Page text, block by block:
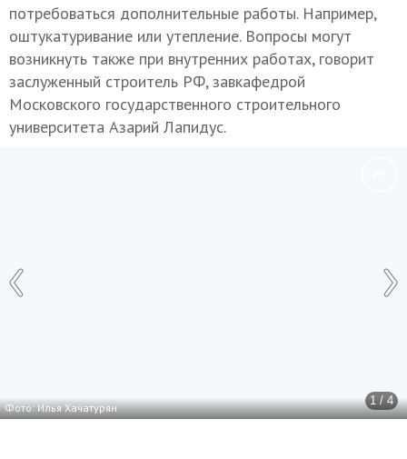
потребоваться дополнительные работы. Например,
оштукатуривание или утепление. Вопросы могут
возникнуть также при внутренних работах, говорит
заслуженный строитель РФ, завкафедрой
Московского государственного строительного
университета Азарий Лапидус.
1 / 4
Фото: Илья Хачатурян